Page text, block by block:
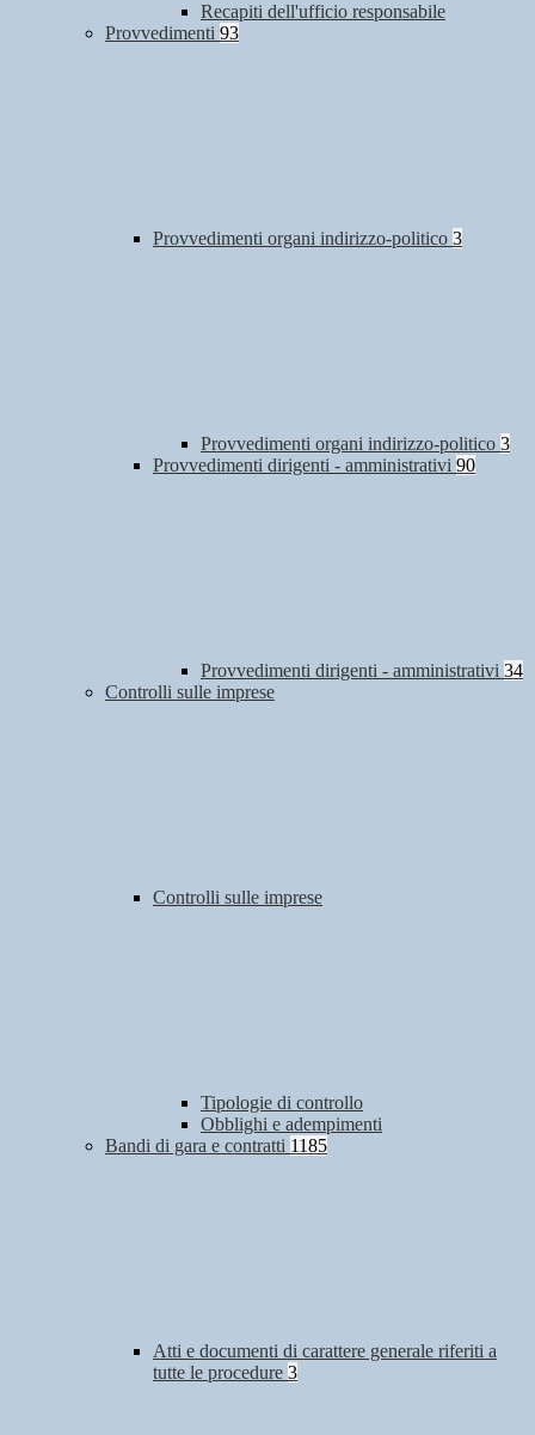
Recapiti dell'ufficio responsabile
Provvedimenti 93
Provvedimenti organi indirizzo-politico 3
Provvedimenti organi indirizzo-politico 3
Provvedimenti dirigenti - amministrativi 90
Provvedimenti dirigenti - amministrativi 34
Controlli sulle imprese
Controlli sulle imprese
Tipologie di controllo
Obblighi e adempimenti
Bandi di gara e contratti 1185
Atti e documenti di carattere generale riferiti a
tutte le procedure 3